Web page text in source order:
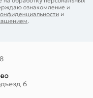
ознакомление и
и
.
6